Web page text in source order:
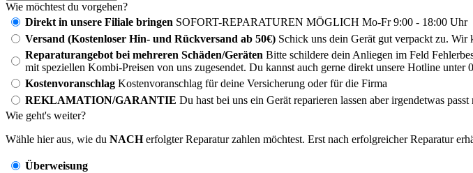
Wie möchtest du vorgehen?
Direkt in unsere Filiale bringen SOFORT-REPARATUREN MÖGLICH Mo-Fr 9:00 - 18:00 Uhr
Versand (Kostenloser Hin- und Rückversand ab 50€) Schick uns dein Gerät gut verpackt zu.
Reparaturangebot bei mehreren Schäden/Geräten Bitte schildere dein Anliegen im Feld
mit speziellen Kombi-Preisen von uns zugesendet. Du kannst auch gerne direkt unsere Hotline unter
Kostenvoranschlag Kostenvoranschlag für deine Versicherung oder für die Firma
REKLAMATION/GARANTIE Du hast bei uns ein Gerät reparieren lassen aber irgendetwas
Wie geht's weiter?
Wähle hier aus, wie du NACHerfolgter Reparatur zahlen möchtest. Erst nach erfolgreicher Reparatur
Überweisung